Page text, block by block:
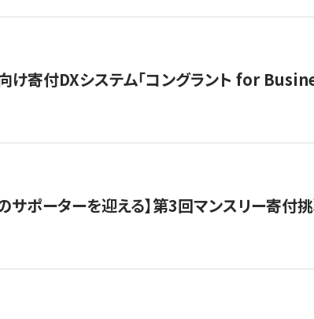
け寄付DXシステム「コングラント for
サポーターを迎える】​​第3回マンスリー寄付